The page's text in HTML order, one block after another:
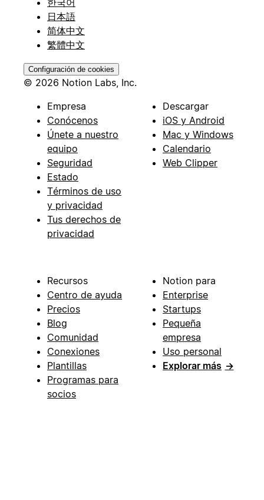
한국어
日本語
简体中文
繁體中文
Configuración de cookies
© 2026 Notion Labs, Inc.
Empresa
Conócenos
Únete a nuestro
equipo
Seguridad
Estado
Términos de uso
y privacidad
Tus derechos de
privacidad
Descargar
iOS y Android
Mac y Windows
Calendario
Web Clipper
Recursos
Centro de ayuda
Precios
Blog
Comunidad
Conexiones
Plantillas
Programas para
socios
Notion para
Enterprise
Startups
Pequeña
empresa
Uso personal
Explorar más →